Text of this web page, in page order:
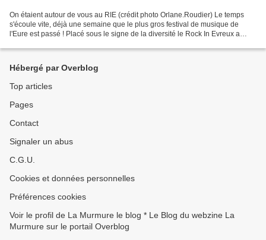
On étaient autour de vous au RIE (crédit photo Orlane.Roudier) Le temps
s'écoule vite, déjà une semaine que le plus gros festival de musique de
l'Eure est passé ! Placé sous le signe de la diversité le Rock In Evreux a
Hébergé par Overblog
Top articles
Pages
Contact
Signaler un abus
C.G.U.
Cookies et données personnelles
Préférences cookies
Voir le profil de La Murmure le blog * Le Blog du webzine La
Murmure sur le portail Overblog